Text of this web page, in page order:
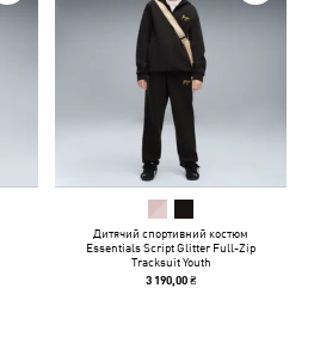
Дитячий спортивний костюм
Essentials Script Glitter Full-Zip
Tracksuit Youth
3 190,00 ₴